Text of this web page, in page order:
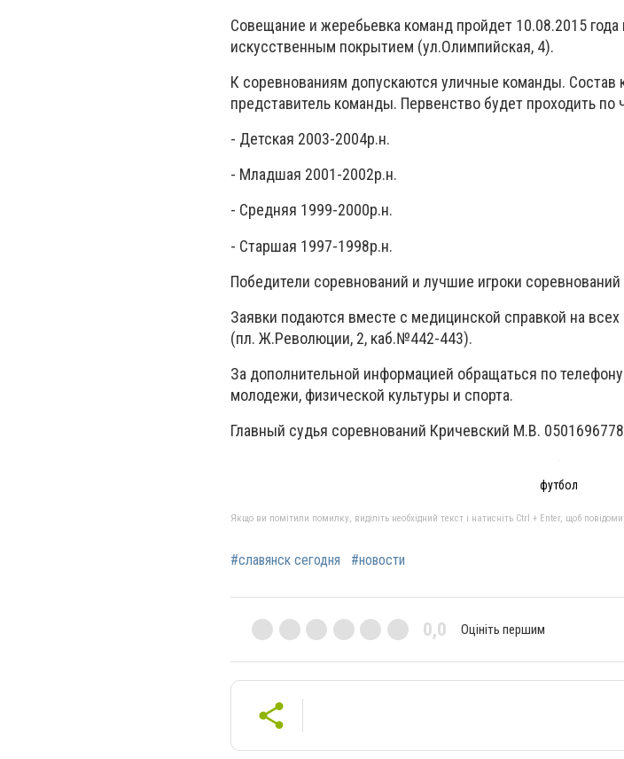
Совещание и жеребьевка команд пройдет 10.08.2015
искусственным покрытием (ул.Олимпийская, 4).
К соревнованиям допускаются уличные команды. Состав
представитель команды. Первенство будет проходить
- Детская 2003-2004р.н.
- Младшая 2001-2002р.н.
- Средняя 1999-2000р.н.
- Старшая 1997-1998р.н.
Победители соревнований и лучшие игроки
Заявки подаются вместе с медицинской справкой на
(пл. Ж.Революции, 2, каб.№442-443).
За дополнительной информацией обращаться по
молодежи, физической культуры и спорта.
Главный судья соревнований Кричевский М.В. 0501696778
футбол
Якщо ви помітили помилку, виділіть необхідний текст і натисніть Ctrl + Enter, щоб
#славянск сегодня #новости
0,0 Оцініть першим